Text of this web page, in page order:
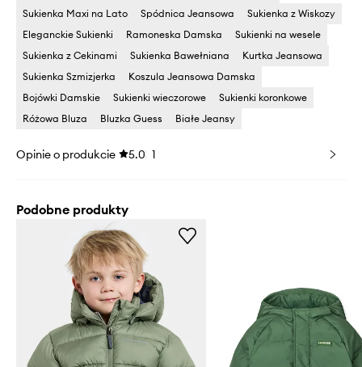
Sukienka Maxi na Lato Spódnica Jeansowa
Sukienka z Wiskozy
Eleganckie Sukienki
Ramoneska Damska
Sukienki na wesele
Sukienka z Cekinami
Sukienka Bawełniana
Kurtka Jeansowa
Sukienka Szmizjerka
Koszula Jeansowa Damska
Bojówki Damskie
Sukienki wieczorowe
Sukienki koronkowe
Różowa Bluza
Bluzka Guess Białe Jeansy
Opinie o produkcie 5.0 1
Podobne produkty